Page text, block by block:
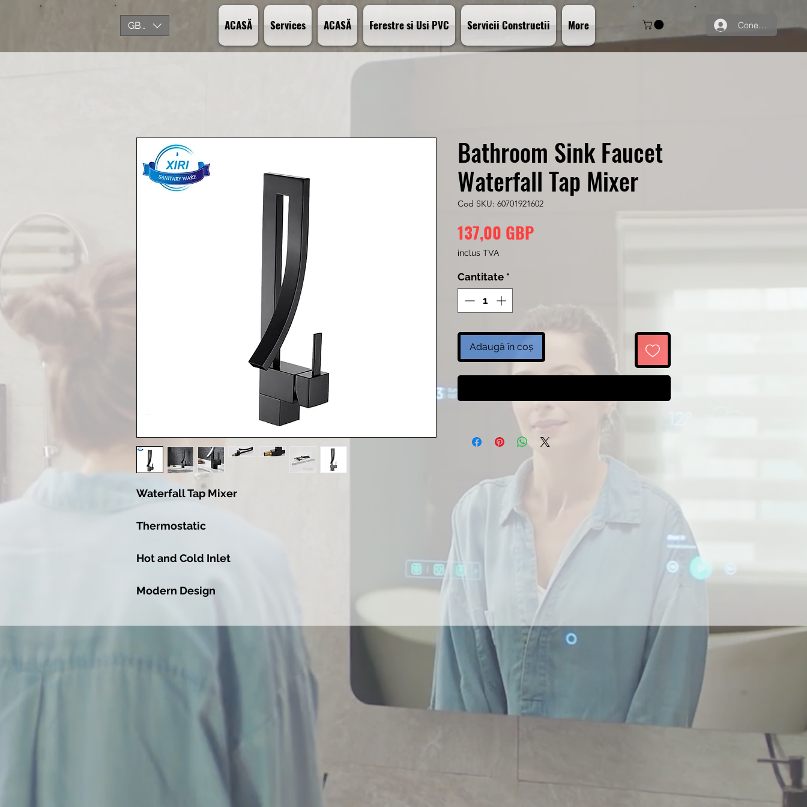
GBP (£) ACASĂ Services ACASĂ Ferestre si Usi PVC Servicii Constructii More Conectează-te
Waterfall Tap Mixer
Thermostatic
Hot and Cold Inlet
Modern Design
Bathroom Sink Faucet
Waterfall Tap Mixer
Cod SKU: 60701921602
137,00 GBPPreț
inclus TVA
Cantitate *
Adaugă în coș